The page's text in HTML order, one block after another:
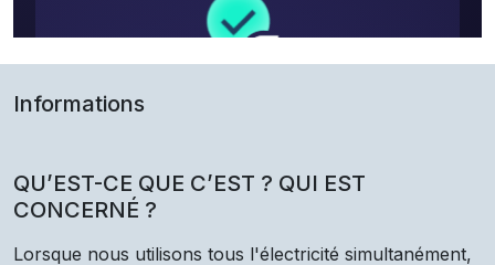
Informations
QU’EST-CE QUE C’EST ? QUI EST
CONCERNÉ ?
Lorsque nous utilisons tous l'électricité simultanément,